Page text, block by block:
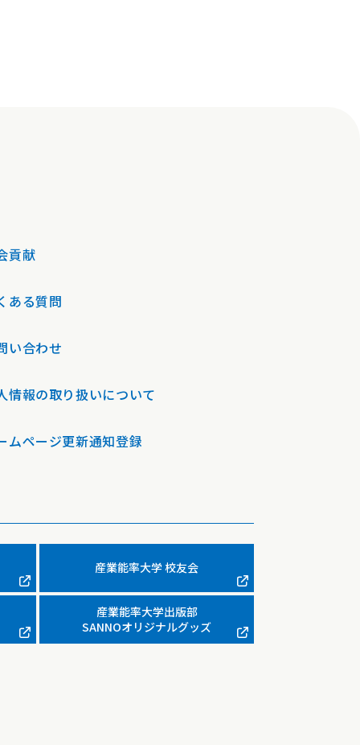
貢献
ある質問
い合わせ
情報の取り扱いについて
ムページ更新通知登録
産業能率大学 校友会
産業能率大学出版部
SANNOオリジナルグッズ